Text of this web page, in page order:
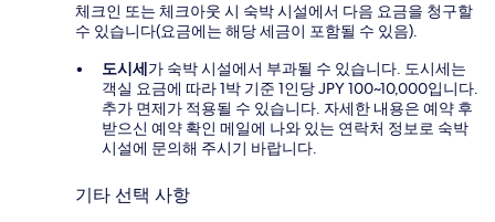
체크인 또는 체크아웃 시 숙박 시설에서 다음 요금을 청구할
수 있습니다(요금에는 해당 세금이 포함될 수 있음).
도시세가 숙박 시설에서 부과될 수 있습니다. 도시세는
객실 요금에 따라 1박 기준 1인당 JPY 100~10,000입니다.
추가 면제가 적용될 수 있습니다. 자세한 내용은 예약 후
받으신 예약 확인 메일에 나와 있는 연락처 정보로 숙박
시설에 문의해 주시기 바랍니다.
기타 선택 사항